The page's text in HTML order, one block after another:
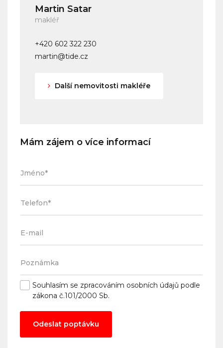
Martin Satar
makléř
+420 602 322 230
martin@tide.cz
Další nemovitosti makléře
Mám zájem o více informací
Souhlasím se zpracováním osobních údajů podle
zákona č.101/2000 Sb.
Odeslat poptávku